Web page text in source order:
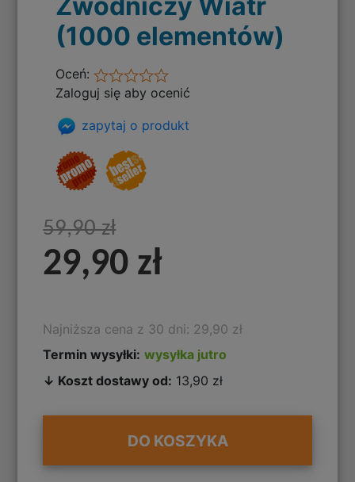
(1000 elementów)
Oceń:
Zaloguj się aby ocenić
zapytaj o produkt
59,90 zł
29,90 zł
Najniższa cena z 30 dni: 29,90 zł
Termin wysyłki: wysyłka jutro
↓ Koszt dostawy od: 13,90 zł
DO KOSZYKA